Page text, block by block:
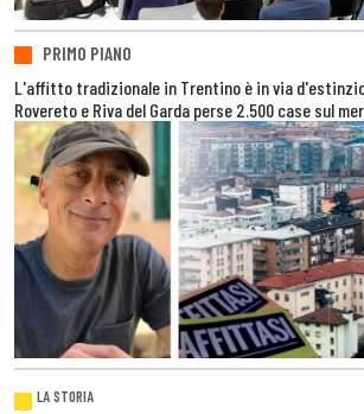
PRIMO PIANO
L'affitto tradizionale in Trentino è in via
Rovereto e Riva del Garda perse 2.500 case sul
LA STORIA